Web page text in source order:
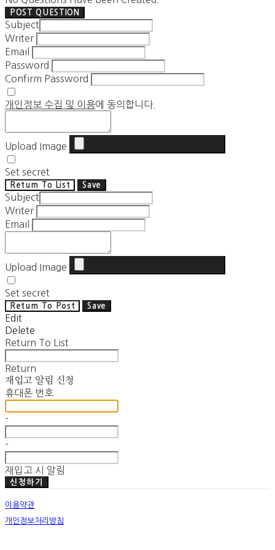
POST QUESTION
Subject
Writer
Email
Password
Confirm Password
개인정보 수집 및 이용에 동의합니다.
Upload Image
Set secret
Return To List Save
Subject
Writer
Email
Upload Image
Set secret
Return To Post Save
Edit
Delete
Return To List
Return
재입고 알림 신청
휴대폰 번호
-
-
재입고 시 알림
신청하기
이용약관
개인정보처리방침